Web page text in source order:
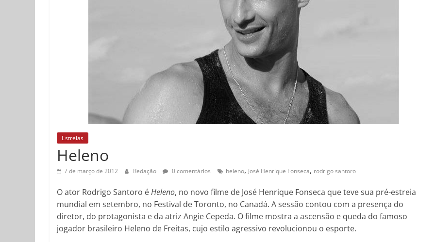
Estreias
Heleno
7 de março de 2012 Redação 0 comentários heleno, José Henrique Fonseca, rodrigo santoro
O ator Rodrigo Santoro éHeleno, no novo filme de José Henrique Fonseca que teve sua pré-estreia
mundial em setembro, no Festival de Toronto, no Canadá. A sessão contou com a presença do
diretor, do protagonista e da atriz Angie Cepeda. O filme mostra a ascensão e queda do famoso
jogador brasileiro Heleno de Freitas, cujo estilo agressivo revolucionou o esporte.